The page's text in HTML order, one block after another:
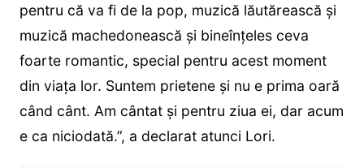
pentru că va fi de la pop, muzică lăutărească și
muzică machedonească și bineînțeles ceva
foarte romantic, special pentru acest moment
din viața lor. Suntem prietene și nu e prima oară
când cânt. Am cântat și pentru ziua ei, dar acum
e ca niciodată.”, a declarat atunci Lori.